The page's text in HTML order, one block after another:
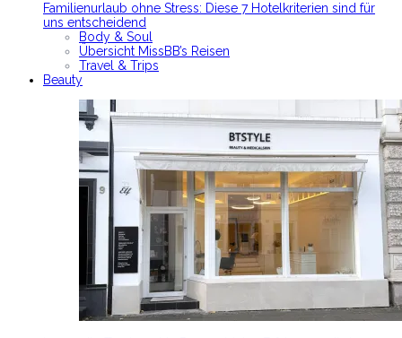
Familienurlaub ohne Stress: Diese 7 Hotelkriterien sind für
uns entscheidend
Body & Soul
Übersicht MissBB’s Reisen
Travel & Trips
Beauty